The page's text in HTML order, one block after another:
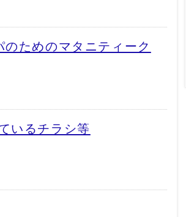
ためのマタニティーク
いるチラシ等